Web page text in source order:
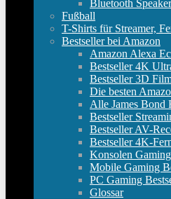
Bluetooth Speaker
Fußball
T-Shirts für Streamer,
Bestseller bei Amazon
Amazon Alexa
Bestseller 4K
Bestseller 3D
Die besten
Alle James Bond
Bestseller
Bestseller AV-
Bestseller 4K-
Konsolen
Mobile Gaming
PC Gaming
Glossar